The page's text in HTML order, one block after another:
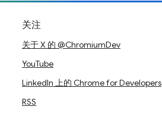
关注
关于 X 的 @ChromiumDev
YouTube
LinkedIn 上的 Chrome for Developers
RSS